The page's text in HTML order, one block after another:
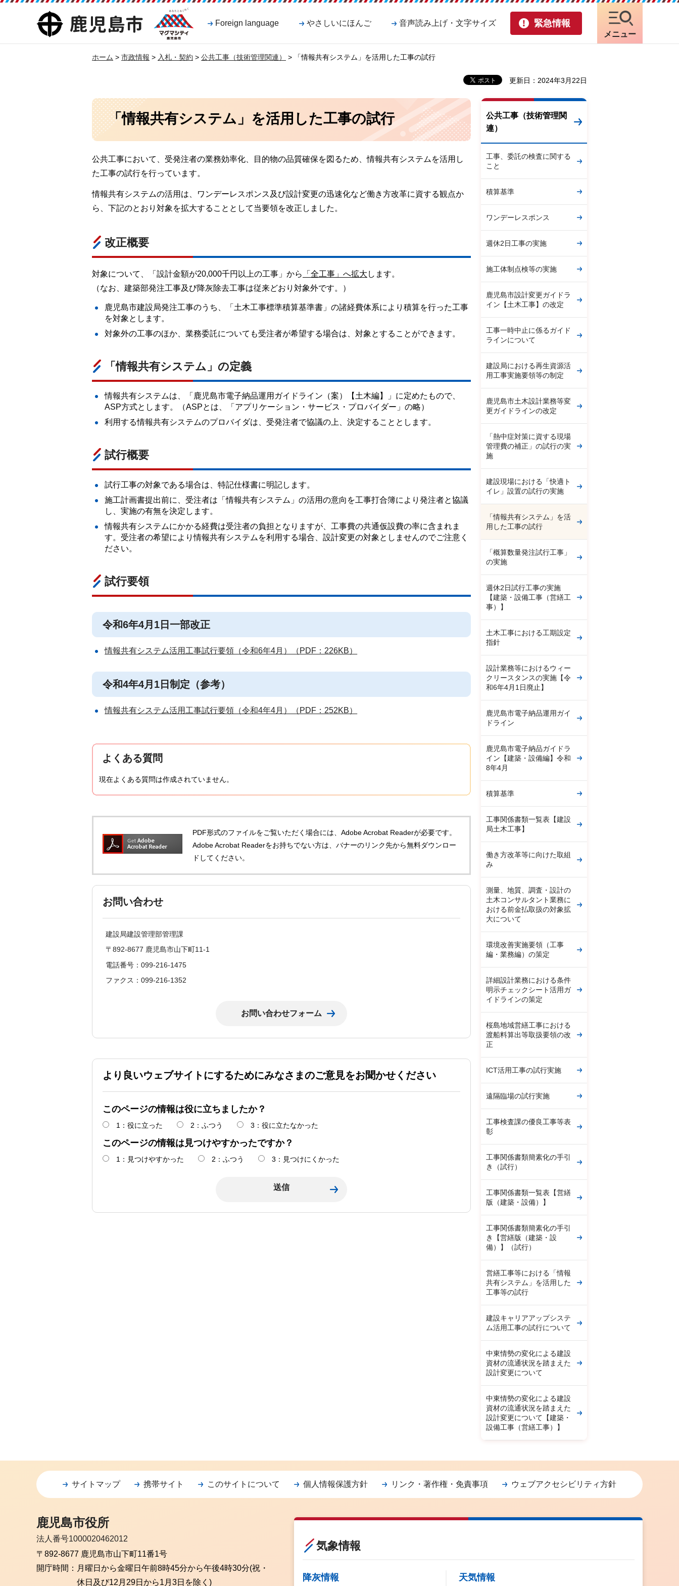
鹿児島市
マグマシティ
鹿児島市
Foreign language やさしいにほんご 音声読み上げ・文字サイズ 緊急情報
メニュー
ホーム > 市政情報 > 入札・契約 > 公共工事（技術管理関連） > 「情報共有システム」を活用した工事の試行
更新日：2024年3月22日
「情報共有システム」を活用した工事の試行
公共工事において、受発注者の業務効率化、目的物の品質確保を図るため、情報共有システムを活用し
た工事の試行を行っています。
情報共有システムの活用は、ワンデーレスポンス及び設計変更の迅速化など働き方改革に資する観点か
ら、下記のとおり対象を拡大することとして当要領を改正しました。
改正概要
対象について、「設計金額が20,000千円以上の工事」から 「全工事」へ拡大 します。
（なお、建築部発注工事及び降灰除去工事は従来どおり対象外です。）
鹿児島市建設局発注工事のうち、「土木工事標準積算基準書」の諸経費体系により積算を行った工事
を対象とします。
対象外の工事のほか、業務委託についても受注者が希望する場合は、対象とすることができます。
「情報共有システム」の定義
情報共有システムは、「鹿児島市電子納品運用ガイドライン（案）【土木編】」に定めたもので、
ASP方式とします。（ASPとは、「アプリケーション・サービス・プロバイダー」の略）
利用する情報共有システムのプロバイダは、受発注者で協議の上、決定することとします。
試行概要
試行工事の対象である場合は、特記仕様書に明記します。
施工計画書提出前に、受注者は「情報共有システム」の活用の意向を工事打合簿により発注者と協議
し、実施の有無を決定します。
情報共有システムにかかる経費は受注者の負担となりますが、工事費の共通仮設費の率に含まれま
す。受注者の希望により情報共有システムを利用する場合、設計変更の対象としませんのでご注意く
ださい。
試行要領
令和6年4月1日一部改正
情報共有システム活用工事試行要領（令和6年4月）（PDF：226KB）
令和4年4月1日制定（参考）
情報共有システム活用工事試行要領（令和4年4月）（PDF：252KB）
よくある質問
現在よくある質問は作成されていません。
PDF形式のファイルをご覧いただく場合には、Adobe Acrobat Readerが必要です。
Adobe Acrobat Readerをお持ちでない方は、バナーのリンク先から無料ダウンロー
ドしてください。
お問い合わせ
建設局建設管理部管理課
〒892-8677 鹿児島市山下町11-1
電話番号：099-216-1475
ファクス：099-216-1352
より良いウェブサイトにするためにみなさまのご意見をお聞かせください
このページの情報は役に立ちましたか？
1：役に立った 2：ふつう 3：役に立たなかった
このページの情報は見つけやすかったですか？
1：見つけやすかった 2：ふつう 3：見つけにくかった
公共工事（技術管理関
連）
工事、委託の検査に関する
こと
積算基準
ワンデーレスポンス
週休2日工事の実施
施工体制点検等の実施
鹿児島市設計変更ガイドラ
イン【土木工事】の改定
工事一時中止に係るガイド
ラインについて
建設局における再生資源活
用工事実施要領等の制定
鹿児島市土木設計業務等変
更ガイドラインの改定
「熱中症対策に資する現場
管理費の補正」の試行の実
施
建設現場における「快適ト
イレ」設置の試行の実施
「情報共有システム」を活
用した工事の試行
「概算数量発注試行工事」
の実施
週休2日試行工事の実施
【建築・設備工事（営繕工
事）】
土木工事における工期設定
指針
設計業務等におけるウィー
クリースタンスの実施【令
和6年4月1日廃止】
鹿児島市電子納品運用ガイ
ドライン
鹿児島市電子納品ガイドラ
イン【建築・設備編】令和
8年4月
積算基準
工事関係書類一覧表【建設
局土木工事】
働き方改革等に向けた取組
み
測量、地質、調査・設計の
土木コンサルタント業務に
おける前金払取扱の対象拡
大について
環境改善実施要領（工事
編・業務編）の策定
詳細設計業務における条件
明示チェックシート活用ガ
イドラインの策定
桜島地域営繕工事における
渡船料算出等取扱要領の改
正
ICT活用工事の試行実施
遠隔臨場の試行実施
工事検査課の優良工事等表
彰
工事関係書類簡素化の手引
き（試行）
工事関係書類一覧表【営繕
版（建築・設備）】
工事関係書類簡素化の手引
き【営繕版（建築・設
備）】（試行）
営繕工事等における「情報
共有システム」を活用した
工事等の試行
建設キャリアアップシステ
ム活用工事の試行について
中東情勢の変化による建設
資材の流通状況を踏まえた
設計変更について
中東情勢の変化による建設
資材の流通状況を踏まえた
設計変更について【建築・
設備工事（営繕工事）】
サイトマップ 携帯サイト このサイトについて 個人情報保護方針 リンク・著作権・免責事項 ウェブアクセシビリティ方針
鹿児島市役所
法人番号1000020462012
〒892-8677 鹿児島市山下町11番1号
開庁時間： 月曜日から金曜日 午前8時45分から午後4時30分(祝・
休日及び12月29日から1月3日を除く)
気象情報
降灰情報 天気情報